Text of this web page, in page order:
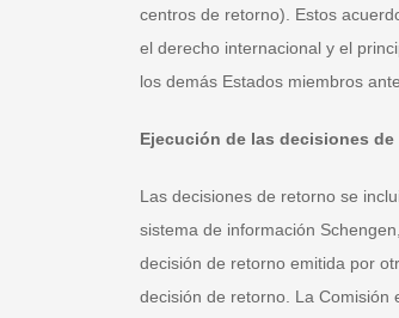
centros de retorno). Estos
el derecho internacional y el
los demás Estados miembros
Ejecución de las decisiones
Las decisiones de retorno se
sistema de información
decisión de retorno emitida por
decisión de retorno. La Comisión